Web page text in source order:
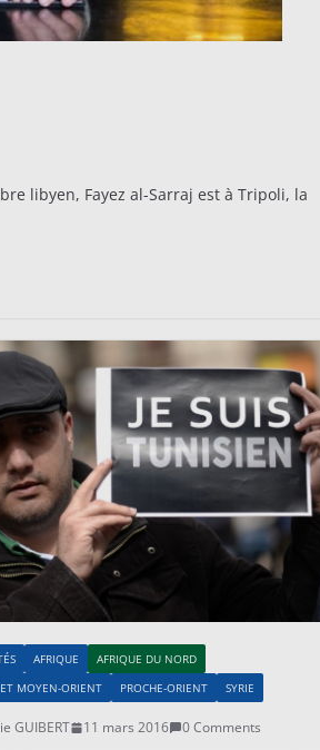
libyen, Fayez al-Sarraj est à Tripoli, la
AFRIQUE
AFRIQUE DU NORD
MOYEN-ORIENT
PROCHE-ORIENT SYRIE
GUIBERT 11 mars 2016 0 Comments